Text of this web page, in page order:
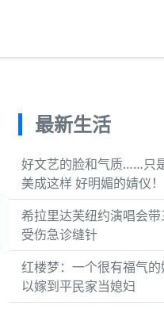
最新生活
好文艺的脸和气质……只
美成这样 好明媚的婧仪！
希拉里达芙纽约演唱会
受伤急诊缝针
红楼梦：一个很有福气
以嫁到平民家当媳妇